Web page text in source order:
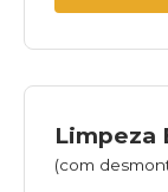
Limpeza
(com